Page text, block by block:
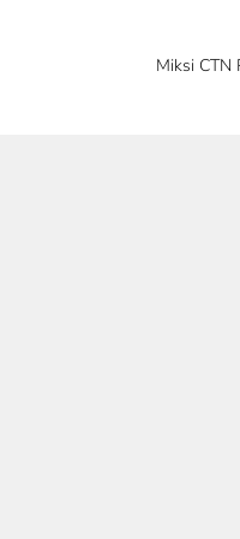
Miksi CTN